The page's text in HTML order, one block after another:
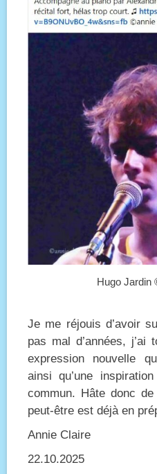
Hugo Jardin
Je me réjouis d’avoir
pas mal d’années, j’ai
expression nouvelle
ainsi qu’une
commun. Hâte donc
peut-être est déjà en
Annie Claire
22.10.2025